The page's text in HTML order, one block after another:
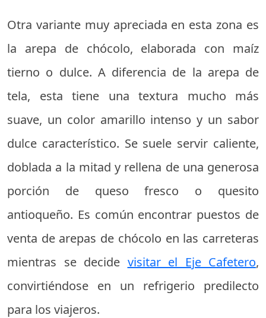
Otra variante muy apreciada en esta zona es
la arepa de chócolo, elaborada con maíz
tierno o dulce. A diferencia de la arepa de
tela, esta tiene una textura mucho más
suave, un color amarillo intenso y un sabor
dulce característico. Se suele servir caliente,
doblada a la mitad y rellena de una generosa
porción de queso fresco o quesito
antioqueño. Es común encontrar puestos de
venta de arepas de chócolo en las carreteras
mientras se decide visitar el Eje Cafetero,
convirtiéndose en un refrigerio predilecto
para los viajeros.